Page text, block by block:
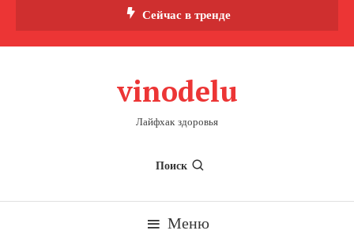
Сейчас в тренде
vinodelu
Лайфхак здоровья
Поиск
Меню